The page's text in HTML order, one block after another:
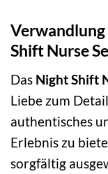
Shift Nurse
Das Night Shift
Liebe zum
authentisches
Erlebnis zu
sorgfältig